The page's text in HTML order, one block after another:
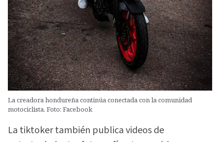
La creadora hondureña continúa conectada con la comunidad
motociclista. Foto: Facebook
La tiktoker también publica videos de